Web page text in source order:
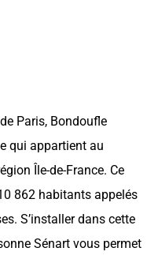
Paris, Bondoufle
qui appartient au
Île-de-France. Ce
862 habitants appelés
S’installer dans cette
Sénart vous permet